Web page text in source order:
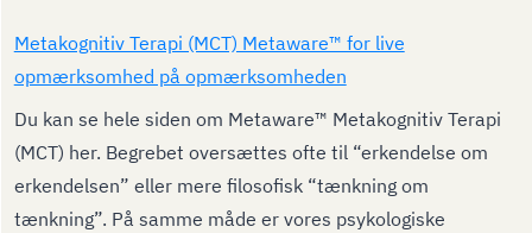
Metakognitiv Terapi (MCT) Metaware™ for live
opmærksomhed på opmærksomheden
Du kan se hele siden om Metaware™ Metakognitiv Terapi
(MCT) her. Begrebet oversættes ofte til “erkendelse om
erkendelsen” eller mere filosofisk “tænkning om
tænkning”. På samme måde er vores psykologiske